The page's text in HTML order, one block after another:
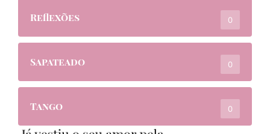
Reflexões 0
Sapateado 0
Tango 0